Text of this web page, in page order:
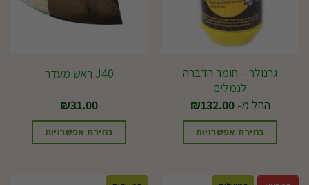
גרנולר – חומר הדברה
לנמלים
החל מ-
₪132.00
בחירת אפשרויות
זה
J40 ראש מעדר
₪31.00
בחירת אפשרויות